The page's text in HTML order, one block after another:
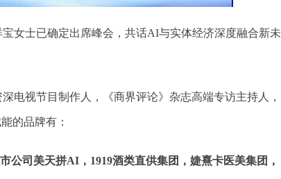
宝女士已确定出席峰会，共话AI与实体经济深度融合新未
电视节目制作人，《商界评论》杂志高端专访主持人，
的品牌有：
公司美天拼AI，1919酒类直供集团，婕熹卡医美集团，